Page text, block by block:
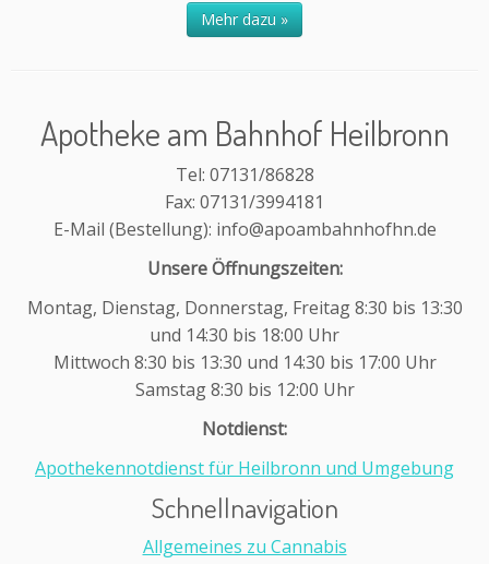
Mehr dazu »
Apotheke am Bahnhof Heilbronn
Tel: 07131/86828
Fax: 07131/3994181
E-Mail (Bestellung): info@apoambahnhofhn.de
Unsere Öffnungszeiten:
Montag, Dienstag, Donnerstag, Freitag 8:30 bis 13:30
und 14:30 bis 18:00 Uhr
Mittwoch 8:30 bis 13:30 und 14:30 bis 17:00 Uhr
Samstag 8:30 bis 12:00 Uhr
Notdienst:
Apothekennotdienst für Heilbronn und Umgebung
Schnellnavigation
Allgemeines zu Cannabis